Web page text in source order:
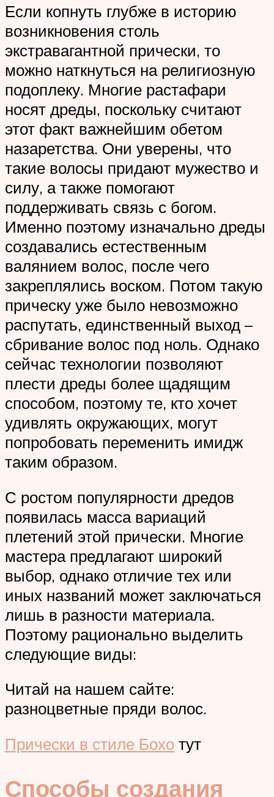
Если копнуть глубже в историю
возникновения столь
экстравагантной прически, то
можно наткнуться на религиозную
подоплеку. Многие растафари
носят дреды, поскольку считают
этот факт важнейшим обетом
назаретства. Они уверены, что
такие волосы придают мужество и
силу, а также помогают
поддерживать связь с богом.
Именно поэтому изначально дреды
создавались естественным
валянием волос, после чего
закреплялись воском. Потом такую
прическу уже было невозможно
распутать, единственный выход –
сбривание волос под ноль. Однако
сейчас технологии позволяют
плести дреды более щадящим
способом, поэтому те, кто хочет
удивлять окружающих, могут
попробовать переменить имидж
таким образом.
С ростом популярности дредов
появилась масса вариаций
плетений этой прически. Многие
мастера предлагают широкий
выбор, однако отличие тех или
иных названий может заключаться
лишь в разности материала.
Поэтому рационально выделить
следующие виды:
Читай на нашем сайте:
разноцветные пряди волос.
Прически в стиле Бохо тут
Способы создания